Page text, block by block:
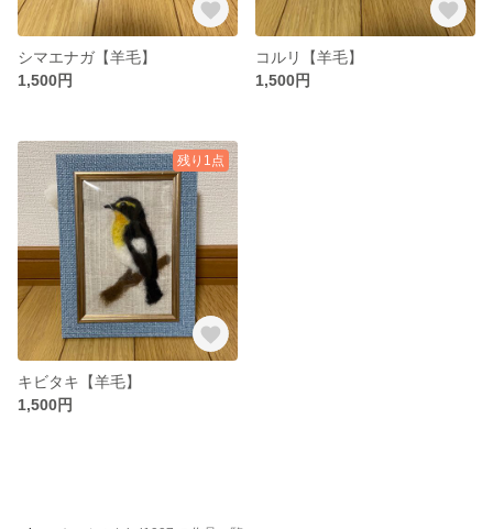
シマエナガ【羊毛】
1,500円
コルリ【羊毛】
1,500円
残り1点
キビタキ【羊毛】
1,500円